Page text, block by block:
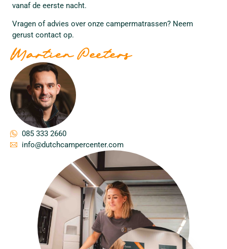
vanaf de eerste nacht.
Vragen of advies over onze campermatrassen? Neem
gerust contact op.
Martien Peeters
085 333 2660
info@dutchcampercenter.com